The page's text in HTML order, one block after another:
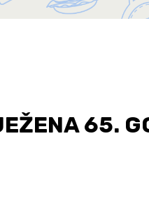
65.